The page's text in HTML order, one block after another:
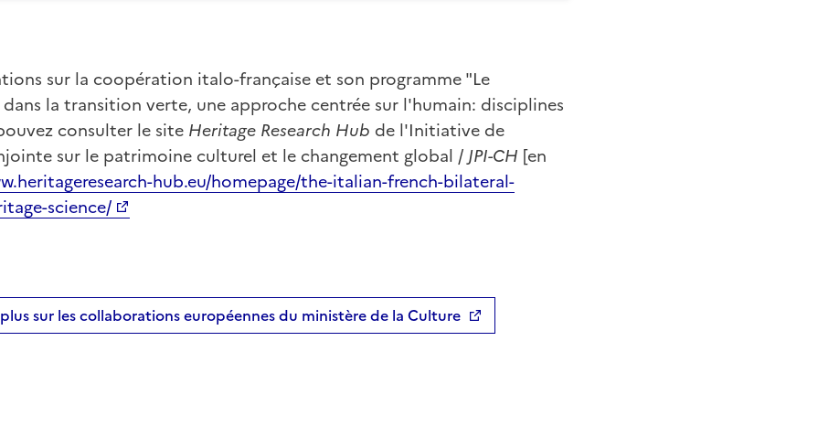
sur la coopération italo-française et son programme "Le
la transition verte, une approche centrée sur l'humain: disciplines
consulter le site Heritage Research Hub de l'Initiative de
sur le patrimoine culturel et le changement global / JPI-CH [en
hub.eu/homepage/the-italian-french-bilateral-
science/
sur les collaborations européennes du ministère de la Culture